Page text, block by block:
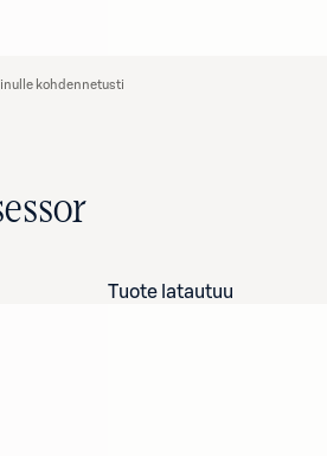
kohdennetusti
Tuote latautuu